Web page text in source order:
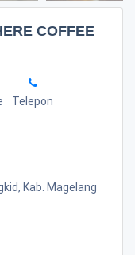
COFFEE
Telepon
Kab. Magelang